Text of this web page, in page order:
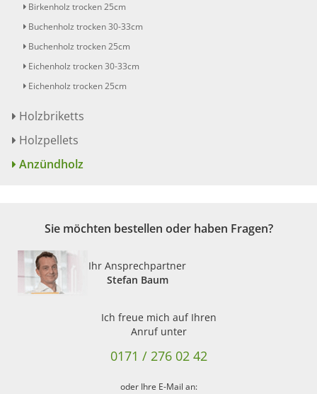
Birkenholz trocken 25cm
Buchenholz trocken 30-33cm
Buchenholz trocken 25cm
Eichenholz trocken 30-33cm
Eichenholz trocken 25cm
Holzbriketts
Holzpellets
Anzündholz
Sie möchten bestellen oder haben Fragen?
Ihr Ansprechpartner
Stefan Baum
Ich freue mich auf Ihren
Anruf unter
0171 / 276 02 42
oder Ihre E-Mail an: